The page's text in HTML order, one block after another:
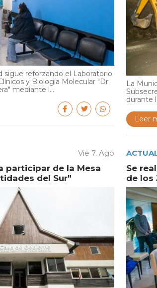
sigue reforzando el Laboratorio
y Biología Molecular "Dr.
mediante l...
La
durante
Leer
Vie 7. Ago
participar de la Mesa
del Sur"
Se
de los